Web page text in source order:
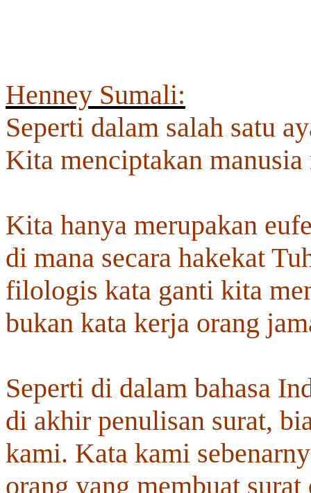
Henney Sumali:
Seperti dalam salah satu
Kita menciptakan
Kita hanya merupakan
di mana secara hakekat
filologis kata ganti kita
bukan kata kerja orang
Seperti di dalam bahasa
di akhir penulisan surat,
kami. Kata kami
orang yang membuat